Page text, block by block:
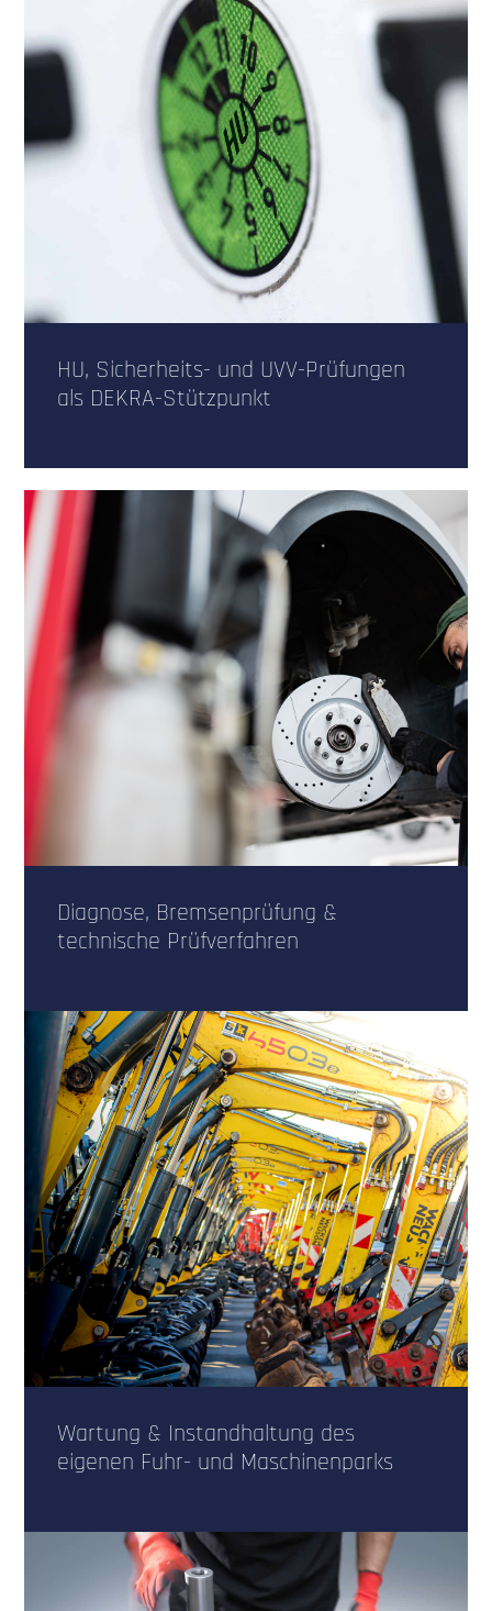
HU, Sicherheits- und UVV-Prüfungen
als DEKRA-Stützpunkt
Diagnose, Bremsenprüfung &
technische Prüfverfahren
Wartung & Instandhaltung des
eigenen Fuhr- und Maschinenparks